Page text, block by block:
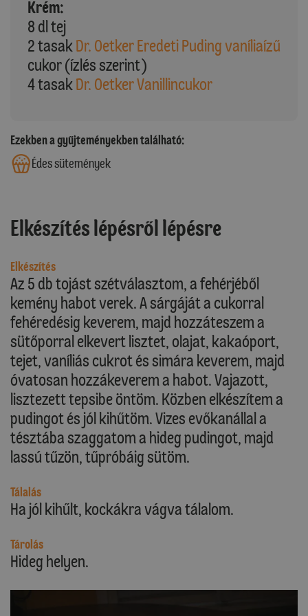
Krém:
8 dl tej
2 tasak Dr. Oetker Eredeti Puding vaníliaízű
cukor (ízlés szerint)
4 tasak Dr. Oetker Vanillincukor
Ezekben a gyűjteményekben található:
Édes sütemények
Elkészítés lépésről lépésre
Elkészítés
Az 5 db tojást szétválasztom, a fehérjéből
kemény habot verek. A sárgáját a cukorral
fehéredésig keverem, majd hozzáteszem a
sütőporral elkevert lisztet, olajat, kakaóport,
tejet, vaníliás cukrot és simára keverem, majd
óvatosan hozzákeverem a habot. Vajazott,
lisztezett tepsibe öntöm. Közben elkészítem a
pudingot és jól kihűtöm. Vizes evőkanállal a
tésztába szaggatom a hideg pudingot, majd
lassú tűzön, tűpróbáig sütöm.
Tálalás
Ha jól kihűlt, kockákra vágva tálalom.
Tárolás
Hideg helyen.